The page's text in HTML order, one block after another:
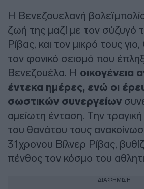
Η Βενεζουελανή
ζωή της μαζί με τον σύζυγό
Ρίβας, και τον μικρό τους
τον φονικό σεισμό που
Βενεζουέλα. Η οικογένεια
έντεκα ημέρες, ενώ οι
σωστικών συνεργείων
αμείωτη ένταση. Την
του θανάτου τους
31χρονου Βίλνερ Ρίβας,
πένθος τον κόσμο του
ΔΙΑΦΗΜΙΣΗ